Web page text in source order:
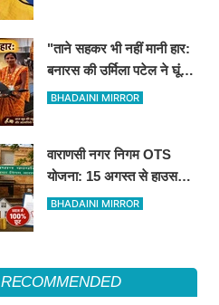
"ताने सहकर भी नहीं मानी हार:
बनारस की उर्मिला पटेल ने घूंघट
की आड़ से लिखी कामयाबी की
BHADAINI MIRROR
वाराणसी नगर निगम OTS
योजना: 15 अगस्त से हाउस
टैक्स बकायेदारों को ब्याज में
BHADAINI MIRROR
RECOMMENDED